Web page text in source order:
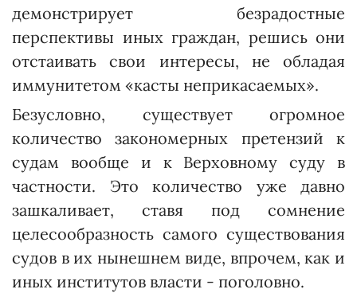
демонстрирует безрадостные
перспективы иных граждан, решись они
отстаивать свои интересы, не обладая
иммунитетом «касты неприкасаемых».
Безусловно, существует ог­ромное
количество закономерных претензий к
судам вообще и к Верховному суду в
частности. Это количество уже давно
зашкаливает, ставя под сомнение
целесообразность самого существования
судов в их нынешнем виде, впрочем, как и
иных институтов власти - поголовно.